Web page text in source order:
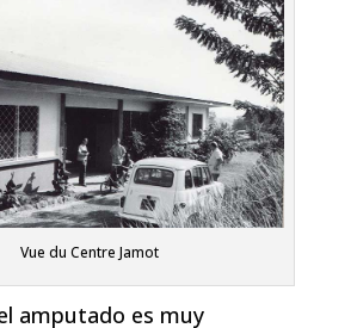
Vue du Centre Jamot
amputado es muy